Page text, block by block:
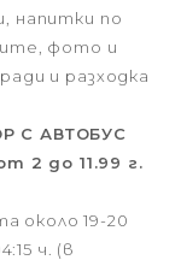
напитки по
фото и
и разходка
С АВТОБУС
2 до 11.99 г.
около 19-20
ч. (в